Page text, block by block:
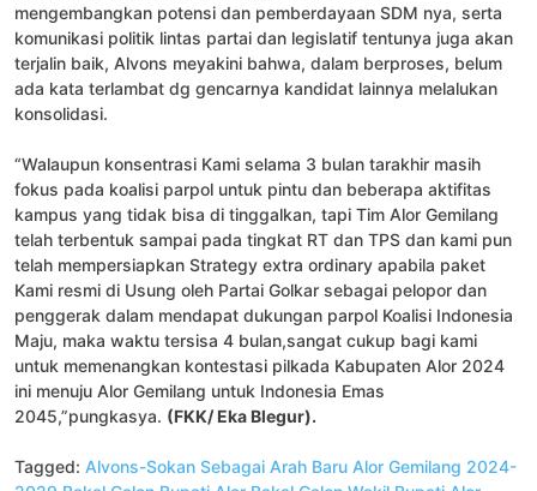
mengembangkan potensi dan pemberdayaan SDM nya, serta
komunikasi politik lintas partai dan legislatif tentunya juga akan
terjalin baik, Alvons meyakini bahwa, dalam berproses, belum
ada kata terlambat dg gencarnya kandidat lainnya melalukan
konsolidasi.
“Walaupun konsentrasi Kami selama 3 bulan tarakhir masih
fokus pada koalisi parpol untuk pintu dan beberapa aktifitas
kampus yang tidak bisa di tinggalkan, tapi Tim Alor Gemilang
telah terbentuk sampai pada tingkat RT dan TPS dan kami pun
telah mempersiapkan Strategy extra ordinary apabila paket
Kami resmi di Usung oleh Partai Golkar sebagai pelopor dan
penggerak dalam mendapat dukungan parpol Koalisi Indonesia
Maju, maka waktu tersisa 4 bulan,sangat cukup bagi kami
untuk memenangkan kontestasi pilkada Kabupaten Alor 2024
ini menuju Alor Gemilang untuk Indonesia Emas
2045,”pungkasya. (FKK/ Eka Blegur).
Tagged: Alvons-Sokan Sebagai Arah Baru Alor Gemilang 2024-